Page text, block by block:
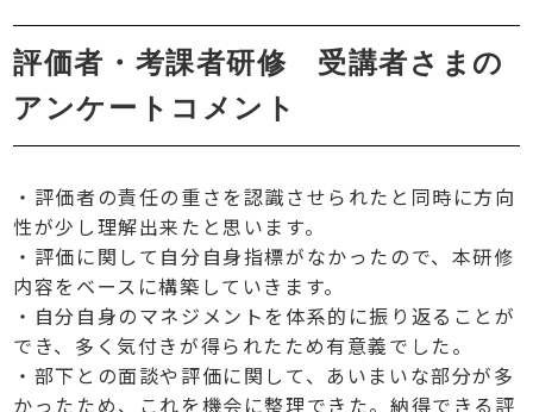
評価者・考課者研修 受講者さまの
アンケートコメント
・評価者の責任の重さを認識させられたと同時に方向
性が少し理解出来たと思います。
・評価に関して自分自身指標がなかったので、本研修
内容をベースに構築していきます。
・自分自身のマネジメントを体系的に振り返ることが
でき、多く気付きが得られたため有意義でした。
・部下との面談や評価に関して、あいまいな部分が多
かったため、これを機会に整理できた。納得できる評